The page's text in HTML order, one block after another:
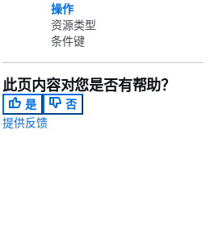
操作
资源类型
条件键
此页内容对您是否有帮助？
是
否
提供反馈